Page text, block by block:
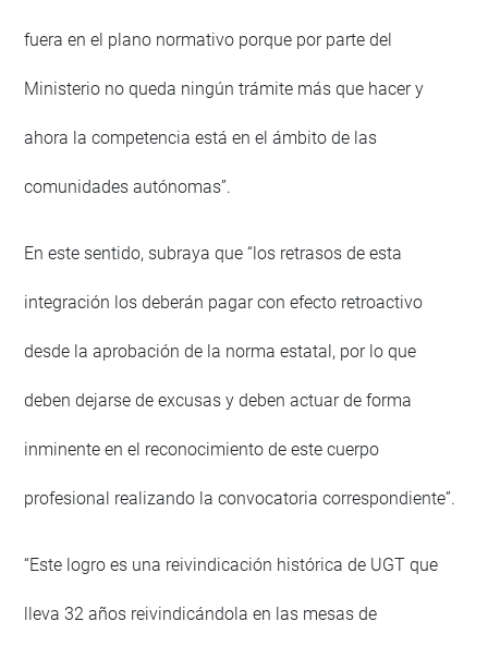
fuera en el plano normativo porque por parte del
Ministerio no queda ningún trámite más que hacer y
ahora la competencia está en el ámbito de las
comunidades autónomas”.
En este sentido, subraya que “los retrasos de esta
integración los deberán pagar con efecto retroactivo
desde la aprobación de la norma estatal, por lo que
deben dejarse de excusas y deben actuar de forma
inminente en el reconocimiento de este cuerpo
profesional realizando la convocatoria correspondiente”.
“Este logro es una reivindicación histórica de UGT que
lleva 32 años reivindicándola en las mesas de